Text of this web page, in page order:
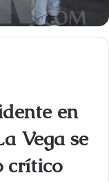
en
Vega se
crítico